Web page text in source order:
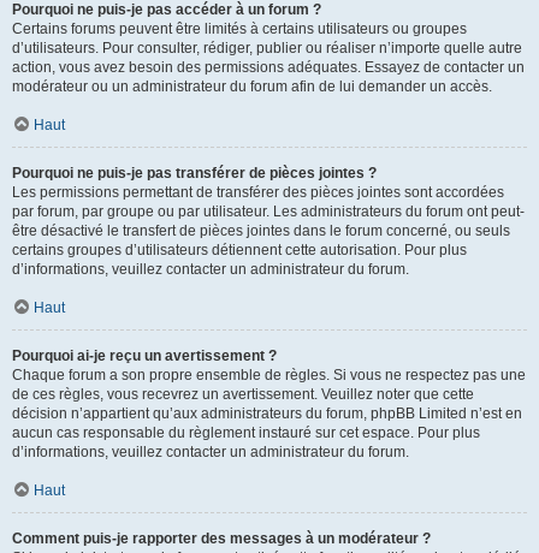
Pourquoi ne puis-je pas accéder à un forum ?
Certains forums peuvent être limités à certains utilisateurs ou groupes
d’utilisateurs. Pour consulter, rédiger, publier ou réaliser n’importe quelle autre
action, vous avez besoin des permissions adéquates. Essayez de contacter un
modérateur ou un administrateur du forum afin de lui demander un accès.
Haut
Pourquoi ne puis-je pas transférer de pièces jointes ?
Les permissions permettant de transférer des pièces jointes sont accordées
par forum, par groupe ou par utilisateur. Les administrateurs du forum ont peut-
être désactivé le transfert de pièces jointes dans le forum concerné, ou seuls
certains groupes d’utilisateurs détiennent cette autorisation. Pour plus
d’informations, veuillez contacter un administrateur du forum.
Haut
Pourquoi ai-je reçu un avertissement ?
Chaque forum a son propre ensemble de règles. Si vous ne respectez pas une
de ces règles, vous recevrez un avertissement. Veuillez noter que cette
décision n’appartient qu’aux administrateurs du forum, phpBB Limited n’est en
aucun cas responsable du règlement instauré sur cet espace. Pour plus
d’informations, veuillez contacter un administrateur du forum.
Haut
Comment puis-je rapporter des messages à un modérateur ?